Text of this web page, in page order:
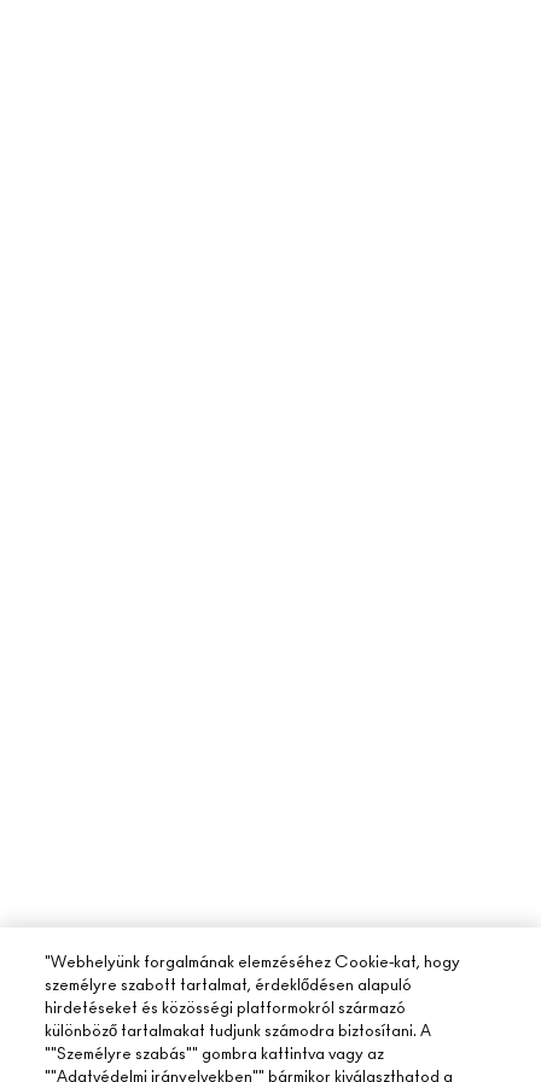
"Webhelyünk forgalmának elemzéséhez Cookie-kat, hogy
személyre szabott tartalmat, érdeklődésen alapuló
hirdetéseket és közösségi platformokról származó
különböző tartalmakat tudjunk számodra biztosítani. A
""Személyre szabás"" gombra kattintva vagy az
""Adatvédelmi irányelvekben"" bármikor kiválaszthatod a